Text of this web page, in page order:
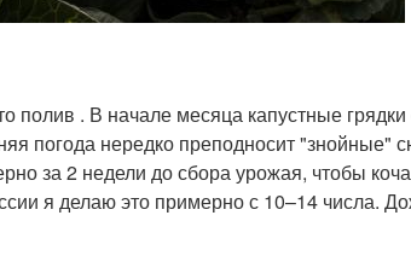
полив . В начале месяца капустные
погода нередко преподносит "знойные"
за 2 недели до сбора урожая, чтобы
я делаю это примерно с 10–14 числа.